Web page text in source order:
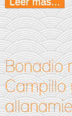
Bonadio
Campillo